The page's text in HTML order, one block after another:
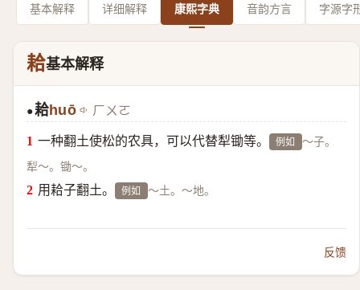
基本解释 详细解释 康熙字典 音韵方言 字源字
耠基本解释
●耠huō ㄏㄨㄛ
一种翻土使松的农具，可以代替犁锄等。 例如 ～子。
犁～。锄～。
用耠子翻土。 例如 ～土。～地。
反馈